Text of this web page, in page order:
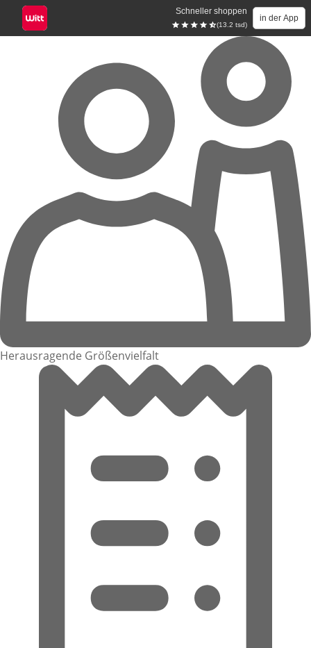
Schneller shoppen
(13.2 tsd)
in der App
Herausragende Größenvielfalt